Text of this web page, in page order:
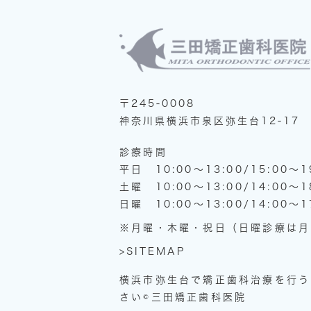
〒245-0008
神奈川県横浜市泉区弥生台12-17
診療時間
平日 10:00～13:00/15:00～
土曜 10:00～13:00/14:00～
日曜 10:00～13:00/14:00～
※月曜・木曜・祝日（日曜診療は
>SITEMAP
横浜市弥生台で矯正歯科治療を行
さい©三田矯正歯科医院